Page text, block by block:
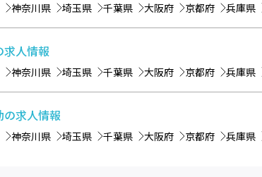
神奈川県 埼玉県 千葉県 大阪府 京都府 兵庫県
求人情報
神奈川県 埼玉県 千葉県 大阪府 京都府 兵庫県
の求人情報
神奈川県 埼玉県 千葉県 大阪府 京都府 兵庫県